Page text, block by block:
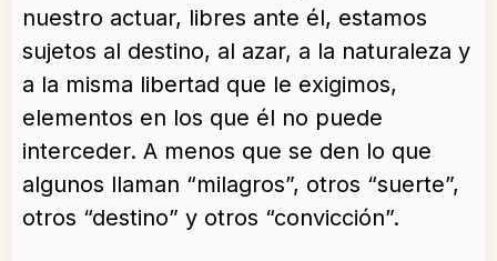
nuestro actuar, libres ante él, estamos
sujetos al destino, al azar, a la naturaleza y
a la misma libertad que le exigimos,
elementos en los que él no puede
interceder. A menos que se den lo que
algunos llaman “milagros”, otros “suerte”,
otros “destino” y otros “convicción”.